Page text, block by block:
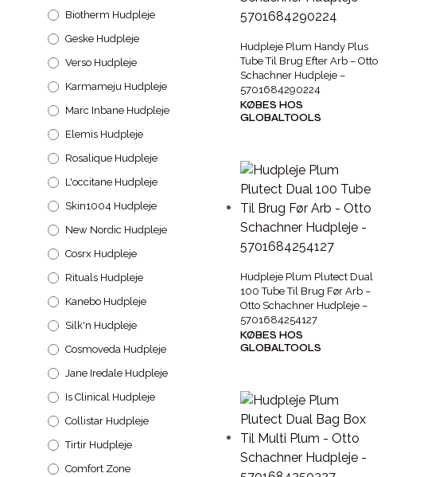
Biotherm Hudpleje
Geske Hudpleje
Verso Hudpleje
Karmameju Hudpleje
Marc Inbane Hudpleje
Elemis Hudpleje
Rosalique Hudpleje
L'occitane Hudpleje
Skin1004 Hudpleje
New Nordic Hudpleje
Cosrx Hudpleje
Rituals Hudpleje
Kanebo Hudpleje
Silk'n Hudpleje
Cosmoveda Hudpleje
Jane Iredale Hudpleje
Is Clinical Hudpleje
Collistar Hudpleje
Tirtir Hudpleje
Comfort Zone
Hudpleje Plum Handy Plus
Tube Til Brug Efter Arb – Otto
Schachner Hudpleje –
5701684290224
KØBES HOS
GLOBALTOOLS
Hudpleje Plum Plutect Dual
100 Tube Til Brug Før Arb –
Otto Schachner Hudpleje –
5701684254127
KØBES HOS
GLOBALTOOLS